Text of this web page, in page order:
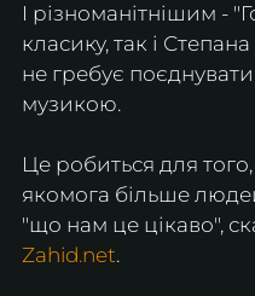
І різноманітнішим -
класику, так і Степана
не гребує
музикою.
Це робиться для
якомога більше
"що нам це цікаво",
Zahid.net.